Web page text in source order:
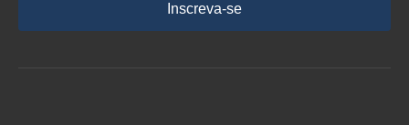
Inscreva-se